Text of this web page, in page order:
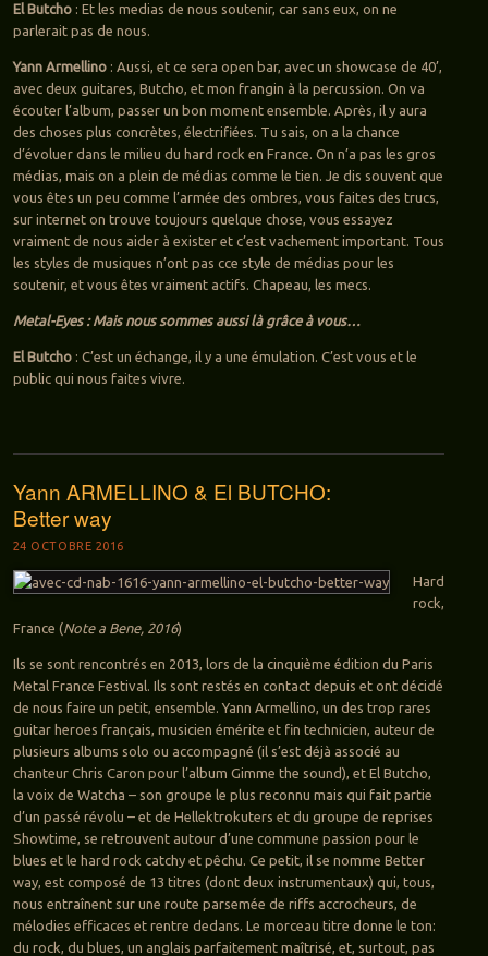
El Butcho: Et les medias de nous soutenir, car sans eux, on ne
parlerait pas de nous.
Yann Armellino: Aussi, et ce sera open bar, avec un showcase de 40’,
avec deux guitares, Butcho, et mon frangin à la percussion. On va
écouter l’album, passer un bon moment ensemble. Après, il y aura
des choses plus concrètes, électrifiées. Tu sais, on a la chance
d’évoluer dans le milieu du hard rock en France. On n’a pas les gros
médias, mais on a plein de médias comme le tien. Je dis souvent que
vous êtes un peu comme l’armée des ombres, vous faites des trucs,
sur internet on trouve toujours quelque chose, vous essayez
vraiment de nous aider à exister et c’est vachement important. Tous
les styles de musiques n’ont pas cce style de médias pour les
soutenir, et vous êtes vraiment actifs. Chapeau, les mecs.
Metal-Eyes : Mais nous sommes aussi là grâce à vous…
El Butcho: C’est un échange, il y a une émulation. C’est vous et le
public qui nous faites vivre.
Yann ARMELLINO & El BUTCHO:
Better way
24 OCTOBRE 2016
Hard
rock,
France (Note a Bene, 2016)
Ils se sont rencontrés en 2013, lors de la cinquième édition du Paris
Metal France Festival. Ils sont restés en contact depuis et ont décidé
de nous faire un petit, ensemble. Yann Armellino, un des trop rares
guitar heroes français, musicien émérite et fin technicien, auteur de
plusieurs albums solo ou accompagné (il s’est déjà associé au
chanteur Chris Caron pour l’album Gimme the sound), et El Butcho,
la voix de Watcha – son groupe le plus reconnu mais qui fait partie
d’un passé révolu – et de Hellektrokuters et du groupe de reprises
Showtime, se retrouvent autour d’une commune passion pour le
blues et le hard rock catchy et pêchu. Ce petit, il se nomme Better
way, est composé de 13 titres (dont deux instrumentaux) qui, tous,
nous entraînent sur une route parsemée de riffs accrocheurs, de
mélodies efficaces et rentre dedans. Le morceau titre donne le ton:
du rock, du blues, un anglais parfaitement maîtrisé, et, surtout, pas